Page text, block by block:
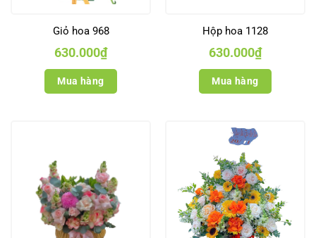
Giỏ hoa 968
630.000₫
Mua hàng
Hộp hoa 1128
630.000₫
Mua hàng